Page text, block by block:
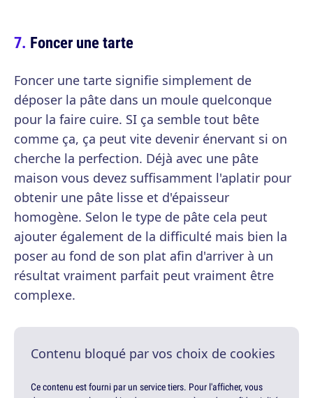
Foncer une tarte
Foncer une tarte signifie simplement de
déposer la pâte dans un moule quelconque
pour la faire cuire. SI ça semble tout bête
comme ça, ça peut vite devenir énervant si on
cherche la perfection. Déjà avec une pâte
maison vous devez suffisamment l'aplatir pour
obtenir une pâte lisse et d'épaisseur
homogène. Selon le type de pâte cela peut
ajouter également de la difficulté mais bien la
poser au fond de son plat afin d'arriver à un
résultat vraiment parfait peut vraiment être
complexe.
Contenu bloqué par vos choix de cookies
Ce contenu est fourni par un service tiers. Pour l'afficher, vous